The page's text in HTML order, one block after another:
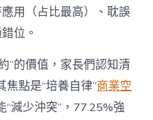
用（占比最高）、耽誤
位。
”的價值，家長們認知清
焦點是“培養自律”商業空
“減少沖突”，77.25%強